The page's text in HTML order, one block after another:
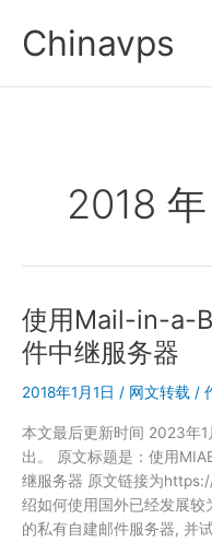
容
Chinavps
2018 年
使用Mail-in-a-
件中继服务器
2018年1月1日 / 网文转载 /
本文最后更新时间 2023年
出。 原文标题是：使用
继服务器 原文链接为
绍如何使用国外已经发展
的私有自建邮件服务器, 并